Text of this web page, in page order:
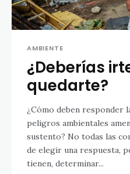
AMBIENTE
¿Deberías
quedarte?
¿Cómo deben responder
peligros ambientales
sustento? No todas las
de elegir una respuesta,
tienen, determinar...